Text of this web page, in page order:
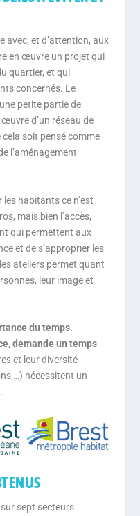
avec, et d’attention, aux
en œuvre un projet qui
quartier, et qui
concernés. Le
petite partie de
œuvre d’un réseau de
soit pensé comme
l’aménagement
habitants ce n’est
mais bien l’accès,
qui permettent aux
et de s’approprier les
ateliers permet quant
leur image et
du temps.
demande un temps
et leur diversité
nécessitent un
sept secteurs